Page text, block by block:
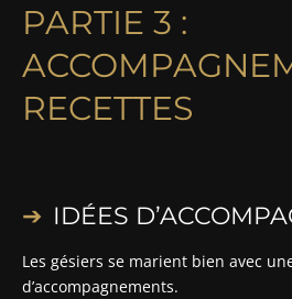
PARTIE 3 :
RECETTES
IDÉES
Les gésiers se marient bien avec
d’accompagnements.